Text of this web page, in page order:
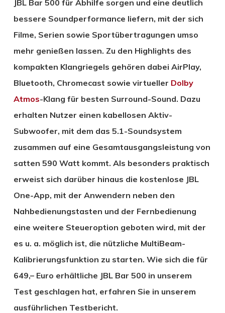
JBL Bar 500 für Abhilfe sorgen und eine deutlich
bessere Soundperformance liefern, mit der sich
Filme, Serien sowie Sportübertragungen umso
mehr genießen lassen. Zu den Highlights des
kompakten Klangriegels gehören dabei AirPlay,
Bluetooth, Chromecast sowie virtueller Dolby
Atmos-Klang für besten Surround-Sound. Dazu
erhalten Nutzer einen kabellosen Aktiv-
Subwoofer, mit dem das 5.1-Soundsystem
zusammen auf eine Gesamtausgangsleistung von
satten 590 Watt kommt. Als besonders praktisch
erweist sich darüber hinaus die kostenlose JBL
One-App, mit der Anwendern neben den
Nahbedienungstasten und der Fernbedienung
eine weitere Steueroption geboten wird, mit der
es u. a. möglich ist, die nützliche MultiBeam-
Kalibrierungsfunktion zu starten. Wie sich die für
649,– Euro erhältliche JBL Bar 500 in unserem
Test geschlagen hat, erfahren Sie in unserem
ausführlichen Testbericht.